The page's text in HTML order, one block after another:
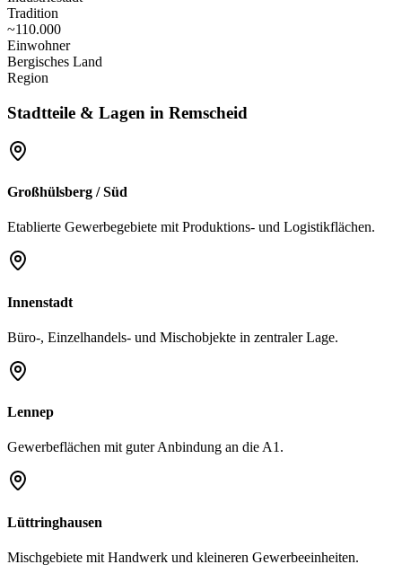
Tradition
~110.000
Einwohner
Bergisches Land
Region
Stadtteile & Lagen in Remscheid
Großhülsberg / Süd
Etablierte Gewerbegebiete mit Produktions- und Logistikflächen.
Innenstadt
Büro-, Einzelhandels- und Mischobjekte in zentraler Lage.
Lennep
Gewerbeflächen mit guter Anbindung an die A1.
Lüttringhausen
Mischgebiete mit Handwerk und kleineren Gewerbeeinheiten.